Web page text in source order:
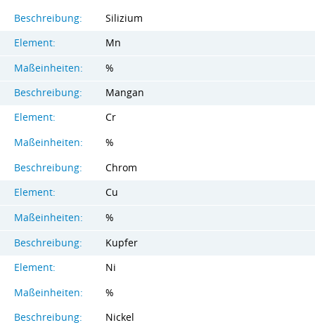
Beschreibung:
Silizium
Element:
Mn
Maßeinheiten:
%
Beschreibung:
Mangan
Element:
Cr
Maßeinheiten:
%
Beschreibung:
Chrom
Element:
Cu
Maßeinheiten:
%
Beschreibung:
Kupfer
Element:
Ni
Maßeinheiten:
%
Beschreibung:
Nickel